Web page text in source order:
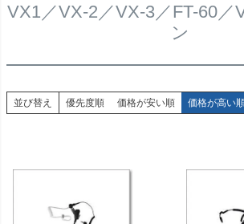
VX1／VX-2／VX-3／FT-60／
ン
並び替え 優先度順 価格が安い順 価格が高い